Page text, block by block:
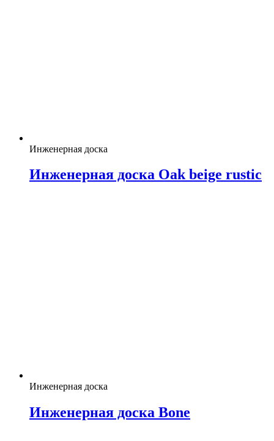
Инженерная доска
Инженерная доска Oak beige rustic
Инженерная доска
Инженерная доска Bone